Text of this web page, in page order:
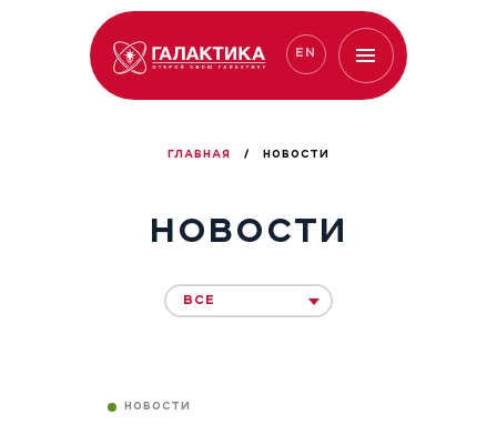
EN
ГЛАВНАЯ / НОВОСТИ
НОВОСТИ
ВСЕ
НОВОСТИ